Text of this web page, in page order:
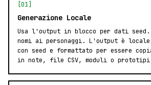
[01]
Generazione Locale
Usa l'output in blocco per dati
nomi ai personaggi. L'output è
con seed e formattato per essere
in note, file CSV, moduli o